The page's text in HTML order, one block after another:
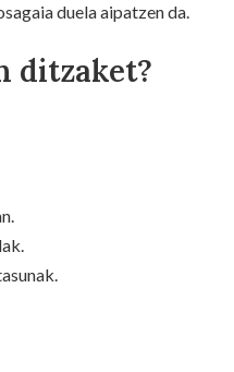
duela aipatzen da.
ditzaket?